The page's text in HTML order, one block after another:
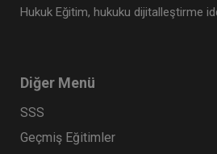
Hukuk Eğitim, hukuku dijitalleştirme
Diğer Menü
SSS
Geçmiş Eğitimler